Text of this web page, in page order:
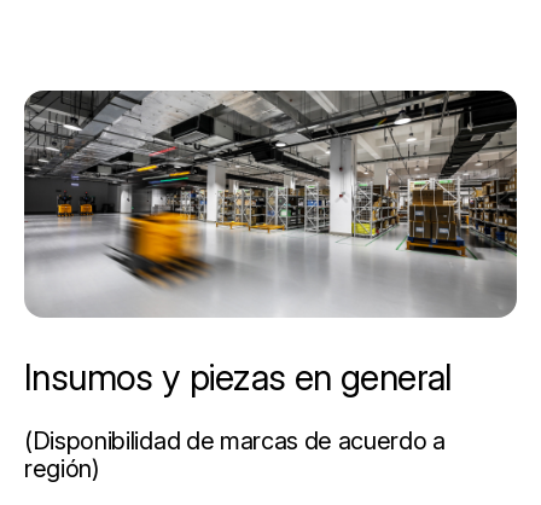
Insumos y piezas en general
(Disponibilidad de marcas de acuerdo a
región)